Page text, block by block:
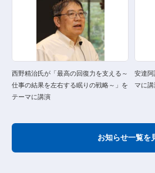
西野精治氏が「最高の回復力を支える～
仕事の結果を左右する眠りの戦略～」を
テーマに講演
安達
マに講
お知らせ一覧を